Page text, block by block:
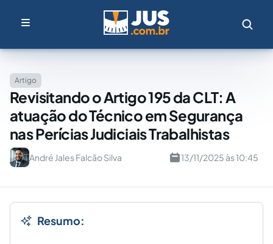
Artigo
Revisitando o Artigo 195 da CLT: A
atuação do Técnico em Segurança
nas Perícias Judiciais Trabalhistas
André Jales Falcão Silva 13/11/2025 às 10:45
Resumo: